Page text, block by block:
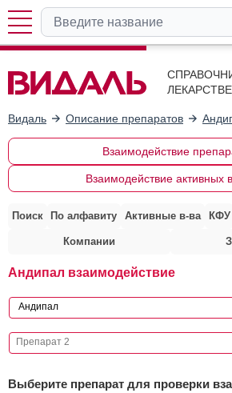
Видаль Описание препаратов
Взаимодействие
Взаимодействие активных
Поиск По алфавиту Активные в-ва КФУ
Компании
Андипал взаимодействие
Выберите препарат для проверки